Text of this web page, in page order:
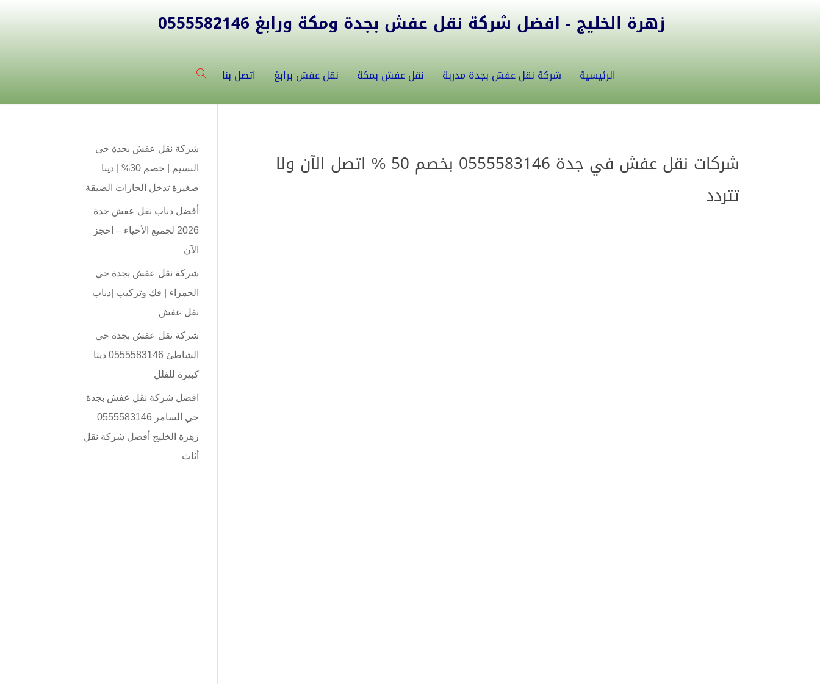
زهرة الخليج - افضل شركة نقل عفش بجدة ومكة ورابغ 0555582146
الرئيسية شركة نقل عفش بجدة مدربة نقل عفش بمكة نقل عفش برابغ اتصل بنا
شركات نقل عفش في جدة 0555583146 بخصم 50 % اتصل الآن ولا
تتردد
شركة نقل عفش بجدة حي
النسيم | خصم 30% | دينا
صغيرة تدخل الحارات الضيقة
أفضل دباب نقل عفش جدة
2026 لجميع الأحياء – احجز
الآن
شركة نقل عفش بجدة حي
الحمراء | فك وتركيب |دباب
نقل عفش
شركة نقل عفش بجدة حي
الشاطئ 0555583146 دينا
كبيرة للفلل
افضل شركة نقل عفش بجدة
حي السامر 0555583146
زهرة الخليج أفضل شركة نقل
أثاث